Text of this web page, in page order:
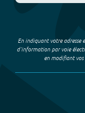
En indiquant votre adresse
d’information par voie
en modifiant vos